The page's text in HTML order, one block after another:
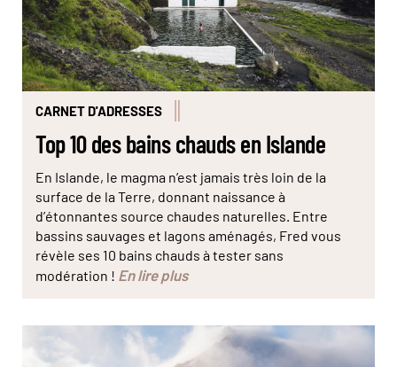
CARNET D'ADRESSES
Top 10 des bains chauds en Islande
En Islande, le magma n’est jamais très loin de la
surface de la Terre, donnant naissance à
d’étonnantes source chaudes naturelles. Entre
bassins sauvages et lagons aménagés, Fred vous
révèle ses 10 bains chauds à tester sans
modération ! En lire plus
© Michalis Palis/stock adobe